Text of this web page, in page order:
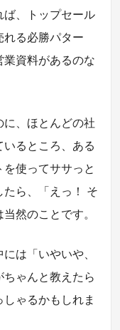
ば、トップセール
れる必勝パター
業資料があるのな
に、ほとんどの社
いるところ、ある
使ってササっと
たら、「えっ！ そ
然のことです。
は「いやいや、
ゃんと教えたら
ゃるかもしれま